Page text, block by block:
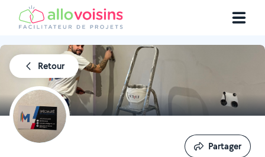
Retour
Partager
Partager